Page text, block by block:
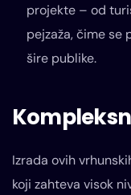
projekte – od
pejzaža, čime se
šire publike.
Izrada ovih
koji zahteva visok